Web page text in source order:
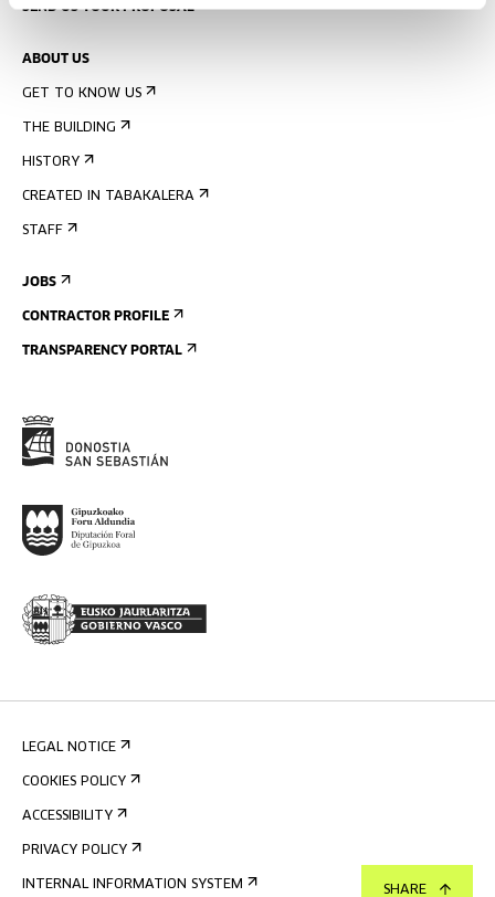
SHARE
SEND US YOUR PROPOSAL
ABOUT US
GET TO KNOW US
THE BUILDING
HISTORY
CREATED IN TABAKALERA
STAFF
JOBS
CONTRACTOR PROFILE
TRANSPARENCY PORTAL
LEGAL NOTICE
COOKIES POLICY
ACCESSIBILITY
PRIVACY POLICY
INTERNAL INFORMATION SYSTEM